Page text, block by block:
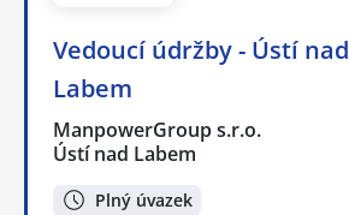
Vedoucí údržby - Ústí nad
Labem
ManpowerGroup s.r.o.
Ústí nad Labem
Plný úvazek